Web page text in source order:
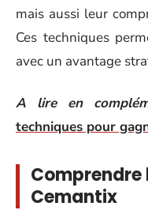
mais aussi leur
Ces techniques
avec un avantage
A lire en
techniques pour
Cemantix